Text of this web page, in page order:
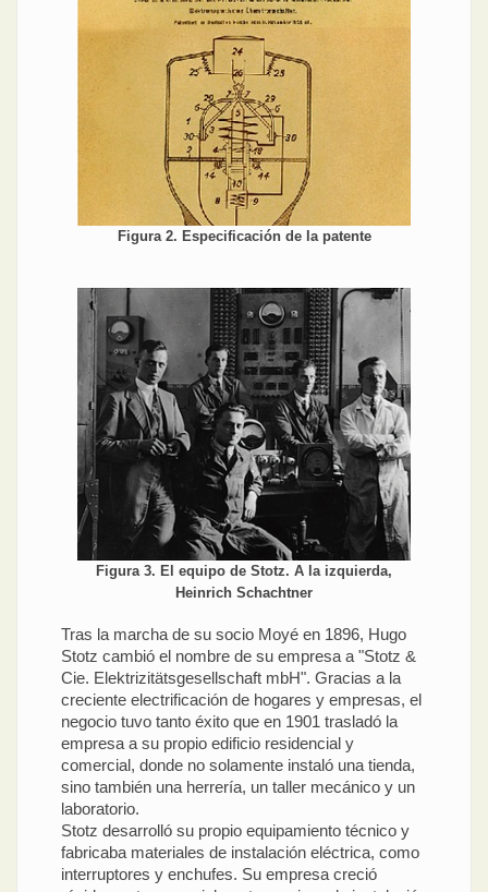
Figura 2. Especificación de la patente
Figura 3. El equipo de Stotz. A la izquierda,
Heinrich Schachtner
Tras la marcha de su socio Moyé en 1896, Hugo
Stotz cambió el nombre de su empresa a "Stotz &
Cie. Elektrizitätsgesellschaft mbH". Gracias a la
creciente electrificación de hogares y empresas, el
negocio tuvo tanto éxito que en 1901 trasladó la
empresa a su propio edificio residencial y
comercial, donde no solamente instaló una tienda,
sino también una herrería, un taller mecánico y un
laboratorio.
Stotz desarrolló su propio equipamiento técnico y
fabricaba materiales de instalación eléctrica, como
interruptores y enchufes. Su empresa creció